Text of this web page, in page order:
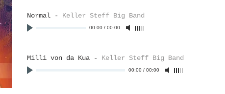
Normal - Keller Steff Big Band
00:00/ 00:00
Milli von da Kua - Keller Steff Big Band
00:00/ 00:00